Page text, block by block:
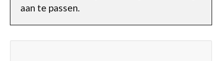
aan te passen.